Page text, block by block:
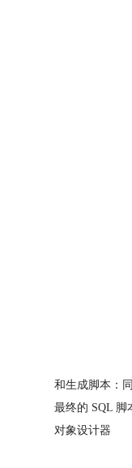
和生成脚本：
最终的 SQL 脚
对象设计器